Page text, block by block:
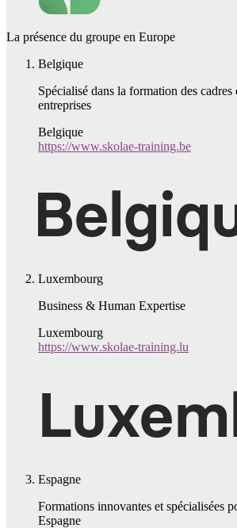
La présence du groupe en Europe
Belgique
Spécialisé dans la formation des cadres
entreprises
Belgique
https://www.skolae-training.be
Luxembourg
Business & Human Expertise
Luxembourg
https://www.skolae-training.lu
Espagne
Formations innovantes et spécialisées
Espagne